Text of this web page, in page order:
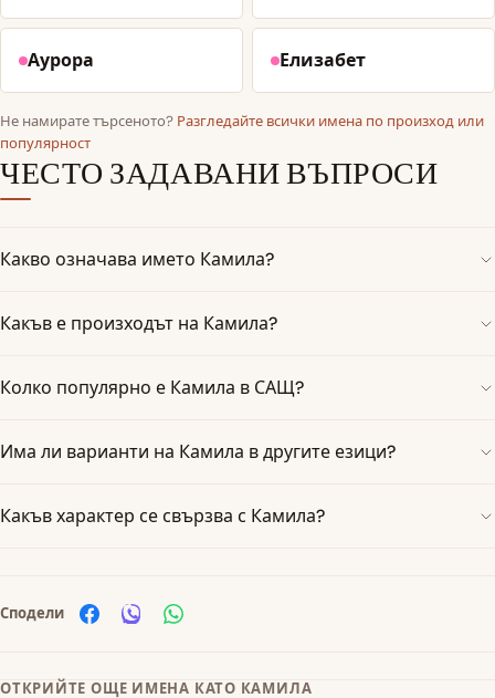
Аурора Елизабет
Не намирате търсеното? Разгледайте всички имена по произход или
популярност
ЧЕСТО ЗАДАВАНИ ВЪПРОСИ
Какво означава името Камила?
Какъв е произходът на Камила?
Колко популярно е Камила в САЩ?
Има ли варианти на Камила в другите езици?
Какъв характер се свързва с Камила?
Сподели
ОТКРИЙТЕ ОЩЕ ИМЕНА КАТО КАМИЛА